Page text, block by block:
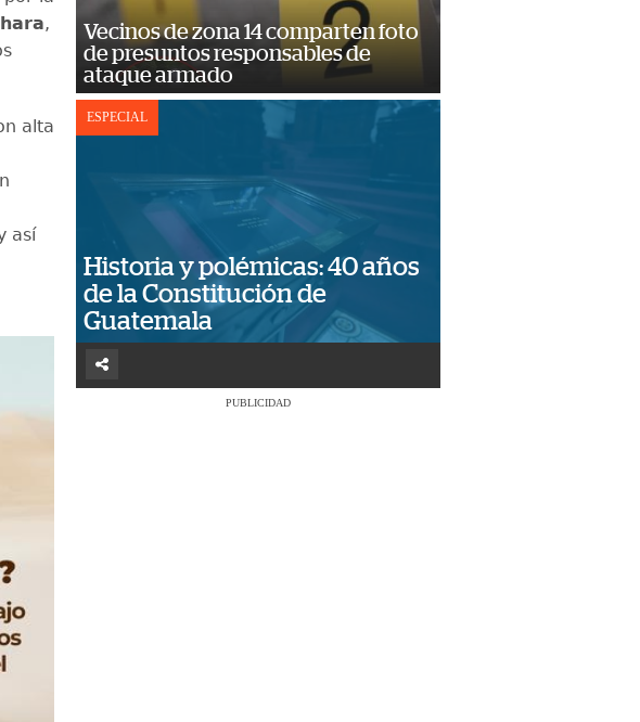
,
alta
así
Vecinos de zona 14 comparten foto
de presuntos responsables de
ataque armado
ESPECIAL
Historia y polémicas: 40 años
de la Constitución de
Guatemala
PUBLICIDAD